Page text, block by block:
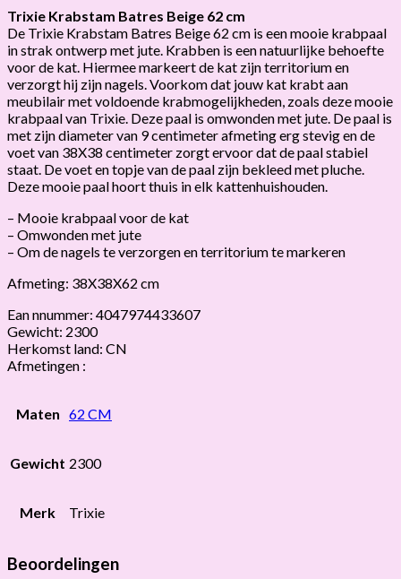
Trixie Krabstam Batres Beige 62 cm
De Trixie Krabstam Batres Beige 62 cm is een mooie krabpaal
in strak ontwerp met jute. Krabben is een natuurlijke behoefte
voor de kat. Hiermee markeert de kat zijn territorium en
verzorgt hij zijn nagels. Voorkom dat jouw kat krabt aan
meubilair met voldoende krabmogelijkheden, zoals deze mooie
krabpaal van Trixie. Deze paal is omwonden met jute. De paal is
met zijn diameter van 9 centimeter afmeting erg stevig en de
voet van 38X38 centimeter zorgt ervoor dat de paal stabiel
staat. De voet en topje van de paal zijn bekleed met pluche.
Deze mooie paal hoort thuis in elk kattenhuishouden.
– Mooie krabpaal voor de kat
– Omwonden met jute
– Om de nagels te verzorgen en territorium te markeren
Afmeting: 38X38X62 cm
Ean nnummer: 4047974433607
Gewicht: 2300
Herkomst land: CN
Afmetingen :
Maten 62 CM
Gewicht 2300
Merk Trixie
Beoordelingen